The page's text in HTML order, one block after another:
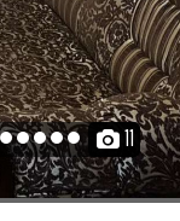
11